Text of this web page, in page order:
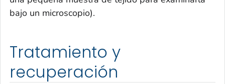
bajo un microscopio).
Tratamiento y
recuperación